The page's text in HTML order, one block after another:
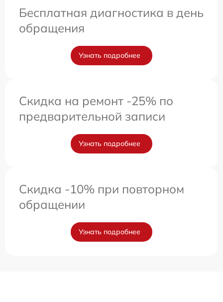
Бесплатная диагностика в день
обращения
Узнать подробнее
Скидка на ремонт -25% по
предварительной записи
Узнать подробнее
Скидка -10% при повторном
обращении
Узнать подробнее